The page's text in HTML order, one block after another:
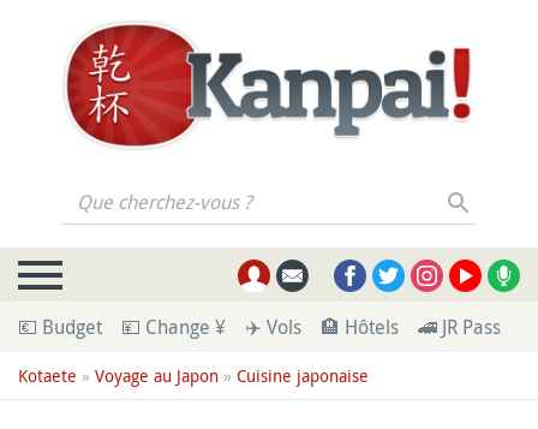
Que cherchez-vous ?
💶 Budget 💴 Change ¥ ✈️ Vols 🏨 Hôtels 🚄 JR Pass
Kotaete » Voyage au Japon » Cuisine japonaise